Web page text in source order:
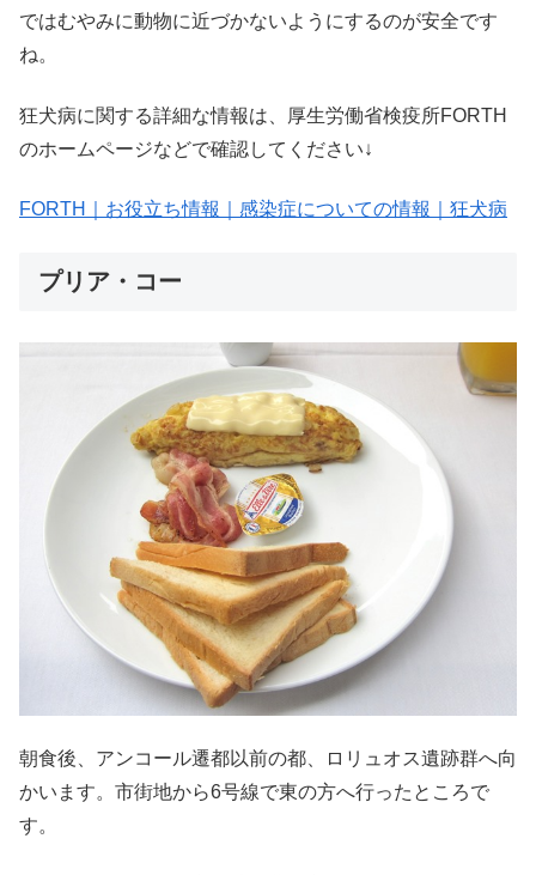
ではむやみに動物に近づかないようにするのが安全です
ね。
狂犬病に関する詳細な情報は、厚生労働省検疫所FORTH
のホームページなどで確認してください↓
FORTH｜お役立ち情報｜感染症についての情報｜狂犬病
プリア・コー
朝食後、アンコール遷都以前の都、ロリュオス遺跡群へ向
かいます。市街地から6号線で東の方へ行ったところで
す。